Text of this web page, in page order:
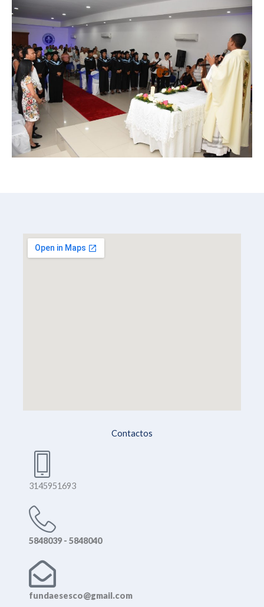
Contactos
3145951693
5848039 - 5848040
fundaesesco@gmail.com